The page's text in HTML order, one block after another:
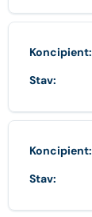
Koncipient:
Stav:
Koncipient:
Stav: